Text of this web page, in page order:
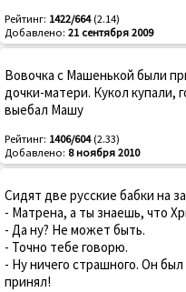
Рейтинг: 1422/664(2.14)
Добавлено: 21 сентября 2009
Вовочка с Машенькой были
дочки-матери. Кукол купали,
выебал Машу
Рейтинг: 1406/604(2.33)
Добавлено: 8 ноября 2010
Сидят две русские бабки на
- Матрена, а ты знаешь, что
- Да ну? Не может быть.
- Точно тебе говорю.
- Ну ничего страшного. Он
принял!